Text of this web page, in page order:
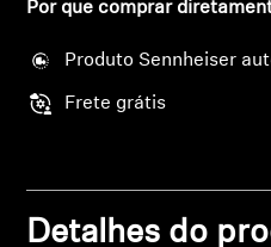
Suporte
Profissional
Por que comprar
Produto Sennheiser
Frete grátis
Detalhes do